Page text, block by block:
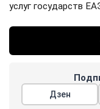
услуг государств
Дзен